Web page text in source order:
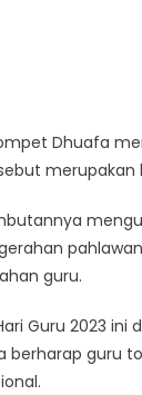
Dhuafa
guru.
Guru 2023
guru